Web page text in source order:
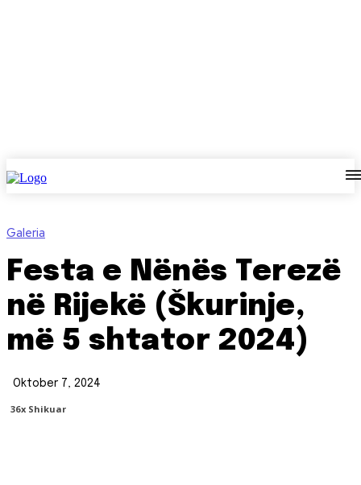
Galeria
Festa e Nënës Terezë
në Rijekë (Škurinje,
më 5 shtator 2024)
Oktober 7, 2024
36X Shikuar